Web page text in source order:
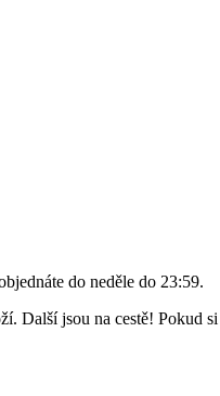
do neděle do 23:59.
Další jsou na cestě! Pokud